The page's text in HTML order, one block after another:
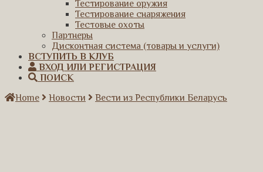
Тестирование оружия
Тестирование снаряжения
Тестовые охоты
Партнеры
Дисконтная система (товары и услуги)
ВСТУПИТЬ В КЛУБ
ВХОД ИЛИ РЕГИСТРАЦИЯ
ПОИСК
Home
Новости Вести из Республики Беларусь